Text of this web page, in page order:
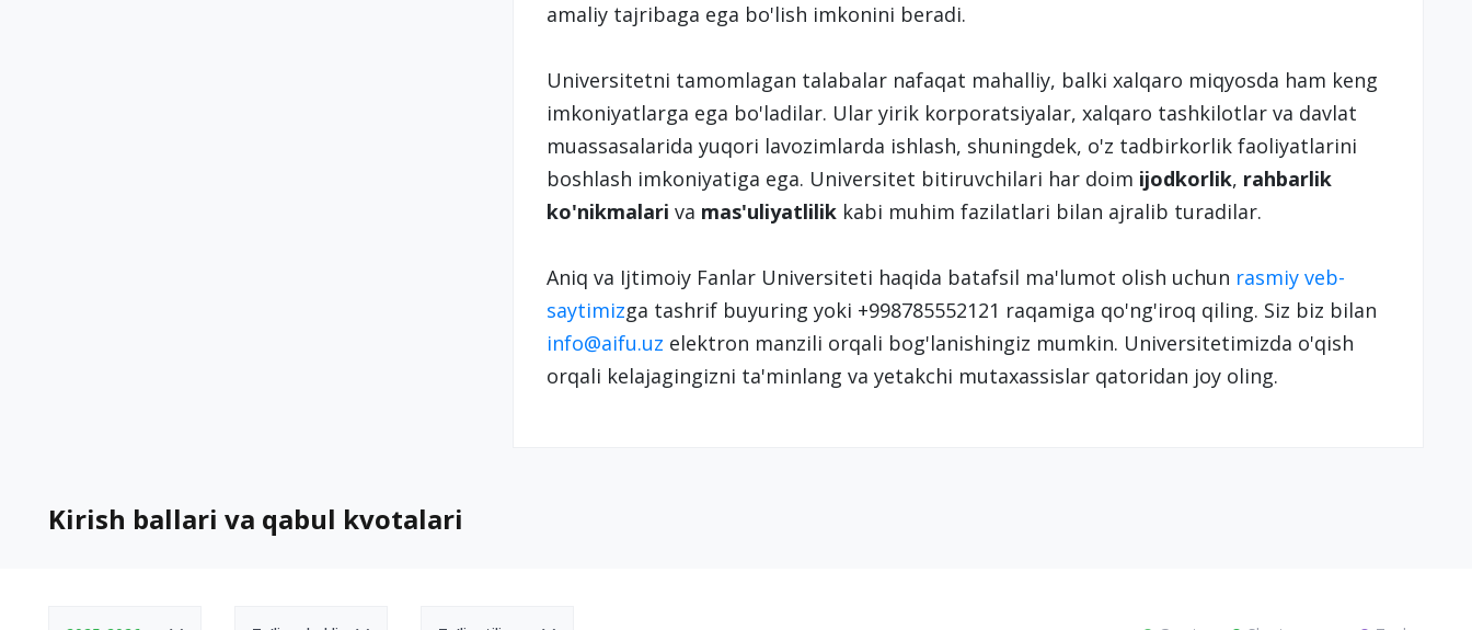
amaliy tajribaga ega bo'lish imkonini beradi.
Universitetni tamomlagan talabalar nafaqat mahalliy, balki xalqaro miqyosda ham keng
imkoniyatlarga ega bo'ladilar. Ular yirik korporatsiyalar, xalqaro tashkilotlar va davlat
muassasalarida yuqori lavozimlarda ishlash, shuningdek, o'z tadbirkorlik faoliyatlarini
boshlash imkoniyatiga ega. Universitet bitiruvchilari har doim ijodkorlik, rahbarlik
ko'nikmalari va mas'uliyatlilikkabi muhim fazilatlari bilan ajralib turadilar.
Aniq va Ijtimoiy Fanlar Universiteti haqida batafsil ma'lumot olish uchun rasmiy veb-
saytimizga tashrif buyuring yoki +998785552121 raqamiga qo'ng'iroq qiling. Siz biz bilan
info@aifu.uz elektron manzili orqali bog'lanishingiz mumkin. Universitetimizda o'qish
orqali kelajagingizni ta'minlang va yetakchi mutaxassislar qatoridan joy oling.
Kirish ballari va qabul kvotalari